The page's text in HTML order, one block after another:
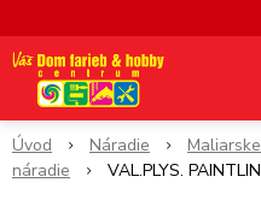
Úvod Náradie
náradie
VAL.PLYS.